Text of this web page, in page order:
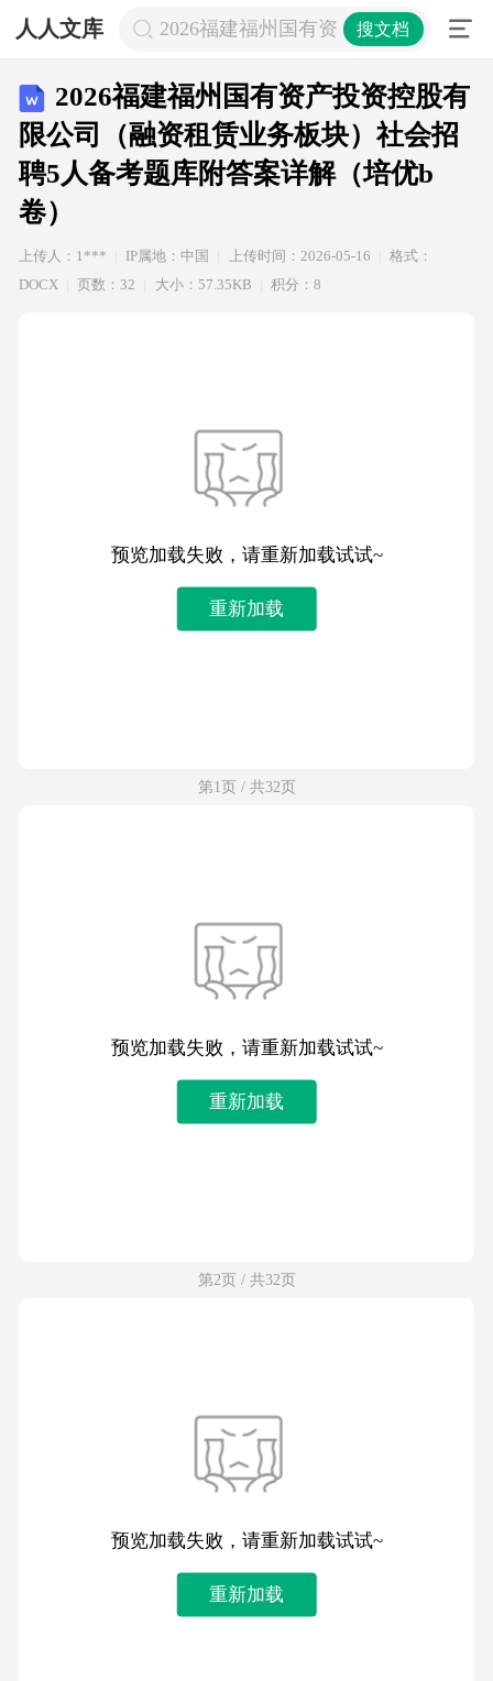
人人文库 2026福建福州国有资产投资控股有限
搜文档
2026福建福州国有资产投资控股有
限公司（融资租赁业务板块）社会招
聘5人备考题库附答案详解（培优b
卷）
上传人：1*** IP属地：中国 上传时间：2026-05-16
格式：
DOCX
页数：32 大小：57.35KB 积分：8
预览加载失败，请重新加载试试~
重新加载
第1页 / 共32页
预览加载失败，请重新加载试试~
重新加载
第2页 / 共32页
预览加载失败，请重新加载试试~
重新加载